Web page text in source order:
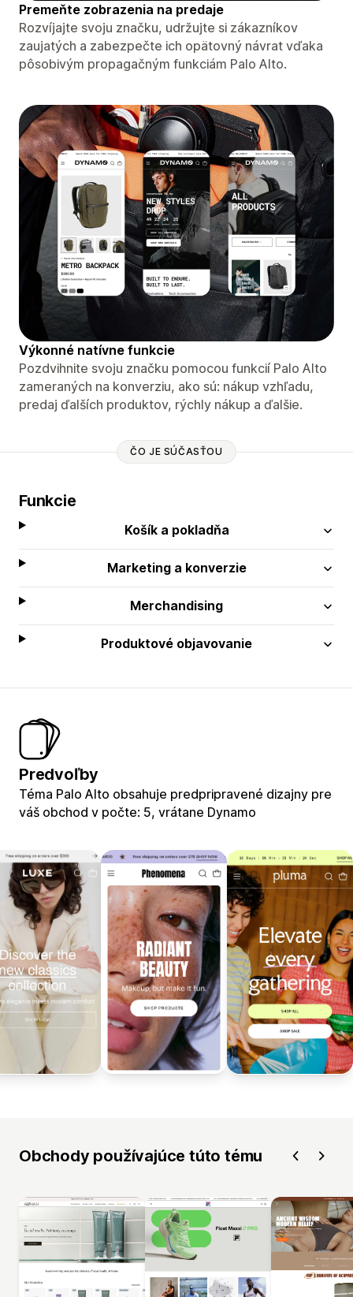
Premeňte zobrazenia na predaje
Rozvíjajte svoju značku, udržujte si zákazníkov
zaujatých a zabezpečte ich opätovný návrat vďaka
pôsobivým propagačným funkciám Palo Alto.
Výkonné natívne funkcie
Pozdvihnite svoju značku pomocou funkcií Palo Alto
zameraných na konverziu, ako sú: nákup vzhľadu,
predaj ďalších produktov, rýchly nákup a ďalšie.
ČO JE SÚČASŤOU
Funkcie
Košík a pokladňa
Marketing a konverzie
Merchandising
Produktové objavovanie
Predvoľby
Téma Palo Alto obsahuje predpripravené dizajny pre
váš obchod v počte: 5, vrátane Dynamo
Obchody používajúce túto tému